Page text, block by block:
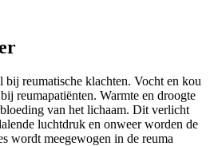
bij reumatische klachten. Vocht en kou
reumapatiënten. Warmte en droogte
van het lichaam. Dit verlicht
luchtdruk en onweer worden de
wordt meegewogen in de reuma